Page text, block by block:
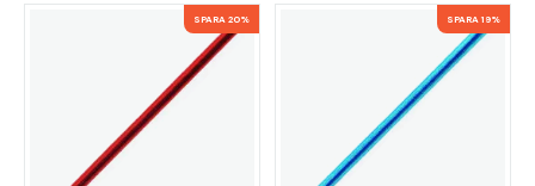
SPARA 20% SPARA 19%